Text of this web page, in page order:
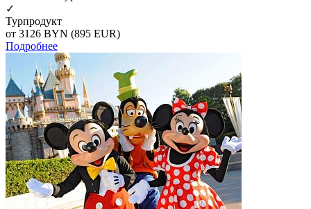
✓
Турпродукт
от 3126 BYN (895 EUR)
Подробнее